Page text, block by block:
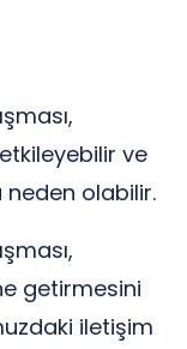
ve
neden olabilir.
getirmesini
iletişim